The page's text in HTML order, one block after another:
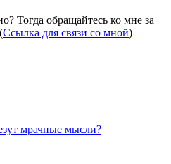
Тогда обращайтесь ко мне за
Ссылка для связи со мной)
мрачные мысли?